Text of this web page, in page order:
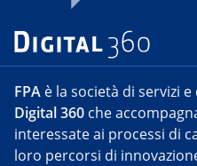
FPA è la società di servizi
Digital 360 che
interessate ai processi di
loro percorsi di